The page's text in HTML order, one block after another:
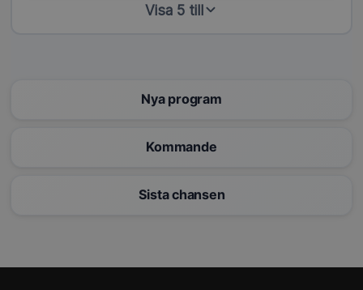
Visa 5 till
Nya program
Kommande
Sista chansen